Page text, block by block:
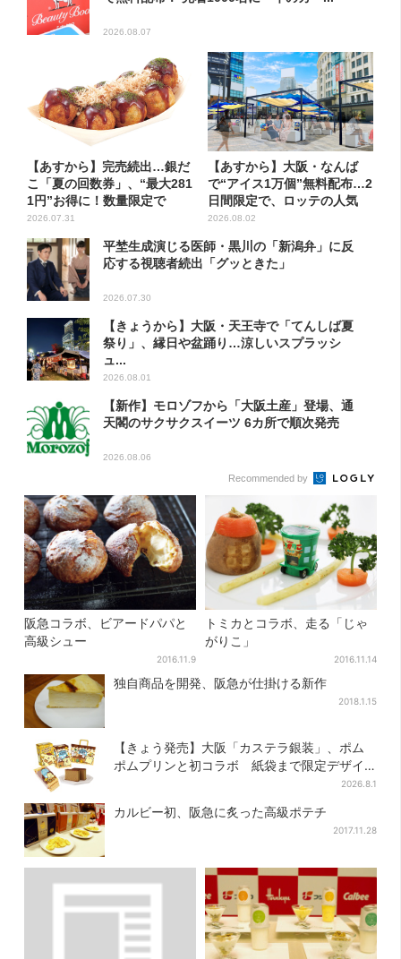
2026.08.07
【あすから】完売続出…銀だ
こ「夏の回数券」、“最大281
1円”お得に！数量限定で
2026.07.31
【あすから】大阪・なんば
で“アイス1万個”無料配布…2
日間限定で、ロッテの人気
商...
2026.08.02
平埜生成演じる医師・黒川の「新潟弁」に反
応する視聴者続出「グッときた」
2026.07.30
【きょうから】大阪・天王寺で「てんしば夏
祭り」、縁日や盆踊り…涼しいスプラッシ
ュ...
2026.08.01
【新作】モロゾフから「大阪土産」登場、通
天閣のサクサクスイーツ 6カ所で順次発売
2026.08.06
Recommended by
阪急コラボ、ビアードパパと
高級シュー
2016.11.9
トミカとコラボ、走る「じゃ
がりこ」
2016.11.14
独自商品を開発、阪急が仕掛ける新作
2018.1.15
【きょう発売】大阪「カステラ銀装」、ポム
ポムプリンと初コラボ 紙袋まで限定デザイ
2026.8.1
カルビー初、阪急に炙った高級ポテチ
2017.11.28